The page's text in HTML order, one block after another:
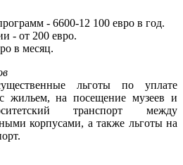
- 6600-12 100 евро в год.
- от 200 евро.
в месяц.
льготы по уплате
жильем, на посещение музеев и
транспорт между
корпусами, а также льготы на